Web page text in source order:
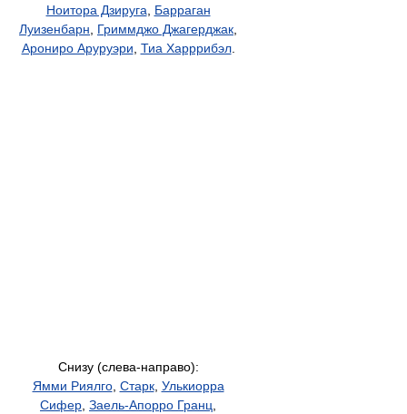
Ноитора Дзируга, Барраган
Луизенбарн, Гриммджо Джагерджак,
Арониро Аруруэри, Тиа Харррибэл.
Снизу (слева-направо):
Ямми Риялго, Старк, Улькиорра
Сифер, Заель-Апорро Гранц,